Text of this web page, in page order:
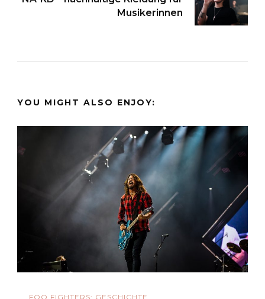
Musikerinnen
YOU MIGHT ALSO ENJOY:
FOO FIGHTERS: GESCHICHTE